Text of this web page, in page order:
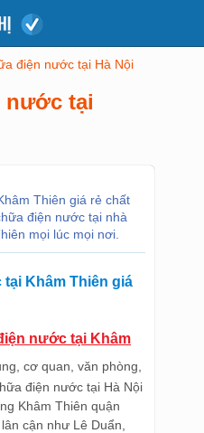
điện nước tại Hà Nội
nước tại
Thiên giá rẻ chất
điện nước tại nhà
mọi lúc mọi nơi.
Khâm Thiên giá
nước tại Khâm
cơ quan, văn phòng,
điện nước tại Hà Nội
Khâm Thiên quận
cận như Lê Duẩn,